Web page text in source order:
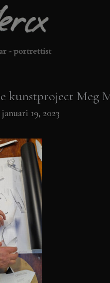
- portrettist
kunstproject Meg
januari 19, 2023